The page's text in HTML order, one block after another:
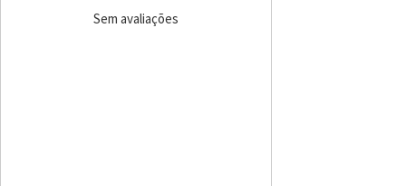
Sem avaliações